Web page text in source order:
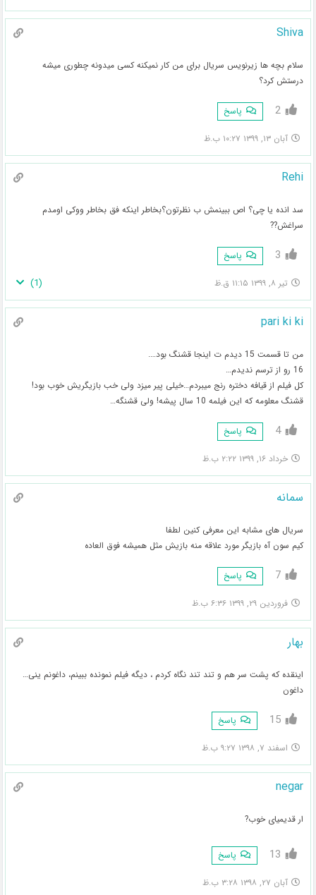
Shiva
سلام بچه ها زیرنویس سریال برای من کار نمیکنه کسی میدونه چطوری میشه
درستش کرد؟
2 پاسخ
آبان ۱۳, ۱۳۹۹ ۱۰:۲۷ ب.ظ
Rehi
سد انده یا چی؟ اص ببینمش ب نظرتون؟بخاطر اینکه فق بخاطر ووکی اومدم
سراغش??
3 پاسخ
تیر ۸, ۱۳۹۹ ۱۱:۱۵ ق.ظ (
1
)
pari ki ki
من تا قسمت 15 دیدم ت اینجا قشنگ بود….
16 رو از ترسم ندیدم…
کل فیلم از قیافه دختره رنج میبردم…خیلی پیر میزد ولی خب بازیگریش خوب بود!
قشنگ معلومه که این فیلمه 10 سال پیشه! ولی قشنگه…
4 پاسخ
خرداد ۱۶, ۱۳۹۹ ۲:۲۲ ب.ظ
سمانه
سریال های مشابه این معرفی کنین لطفا
کیم سون آه بازیگر مورد علاقه منه بازیش مثل همیشه فوق العاده
7 پاسخ
فروردین ۲۹, ۱۳۹۹ ۶:۳۶ ب.ظ
بهار
اینقده که پشت سر هم و تند تند نگاه کردم ، دیگه فیلم نمونده ببینم، داغونم ینی…
داغون
15 پاسخ
اسفند ۷, ۱۳۹۸ ۹:۲۷ ب.ظ
negar
ار قدیمیای خوب?
13 پاسخ
آبان ۲۷, ۱۳۹۸ ۳:۲۸ ب.ظ